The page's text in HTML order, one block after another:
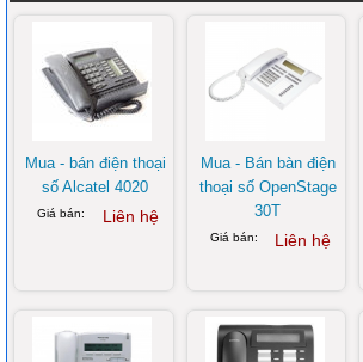
Mua - bán điện thoại
số Alcatel 4020
Giá bán: Liên hệ
Mua - Bán bàn điện
thoại số OpenStage
30T
Giá bán: Liên hệ